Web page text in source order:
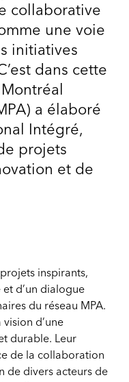
collaborative
une voie
initiatives
dans cette
a élaboré
Intégré,
projets
et de
inspirants,
d’un dialogue
du réseau MPA.
d’une
durable. Leur
de la collaboration
de divers acteurs de